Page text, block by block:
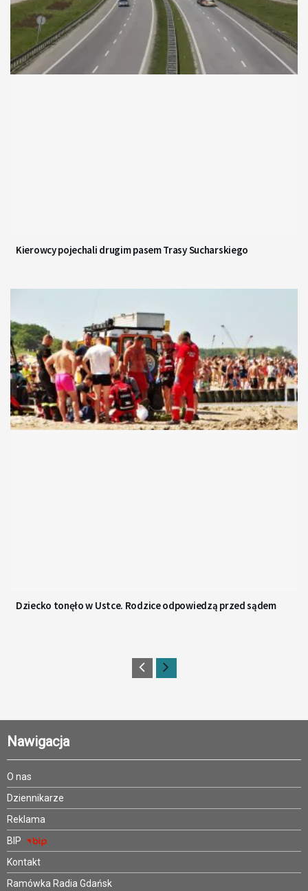
Kierowcy pojechali drugim pasem Trasy Sucharskiego
Dziecko tonęło w Ustce. Rodzice odpowiedzą przed sądem
Nawigacja
O nas
Dziennikarze
Reklama
BIP
Kontakt
Ramówka Radia Gdańsk